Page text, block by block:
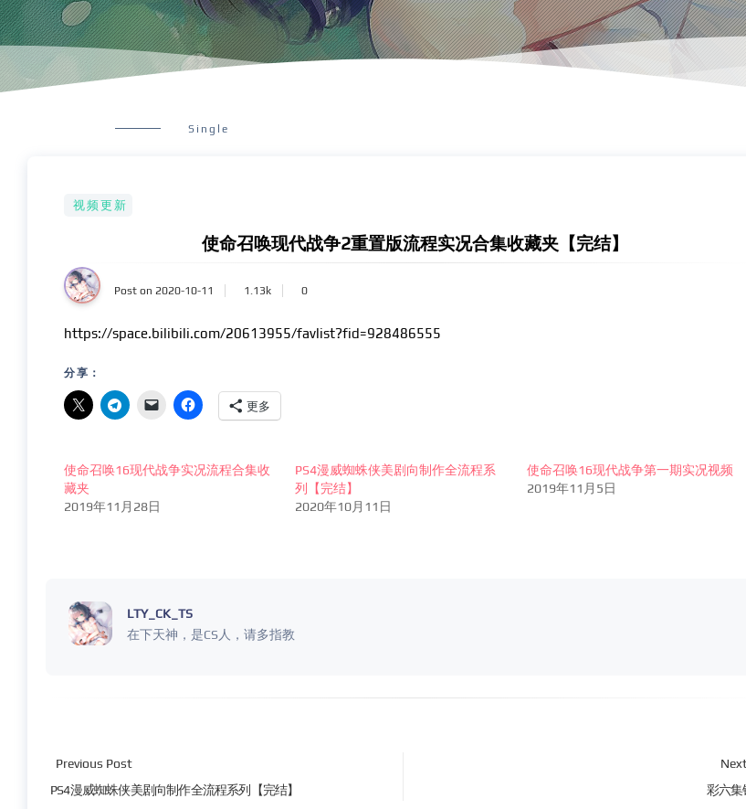
Single
视频更新
使命召唤现代战争2重置版流程实况合集收藏夹【完结】
Post on 2020-10-11 1.13k 0
https://space.bilibili.com/20613955/favlist?fid=928486555
分享：
更多
使命召唤16现代战争实况流程合集收
藏夹
2019年11月28日
PS4漫威蜘蛛侠美剧向制作全流程系
列【完结】
2020年10月11日
使命召唤16现代战争第一期实况视频
2019年11月5日
LTY_CK_TS
在下天神，是CS人，请多指教
Previous Post
PS4漫威蜘蛛侠美剧向制作全流程系列【完结】
彩六集